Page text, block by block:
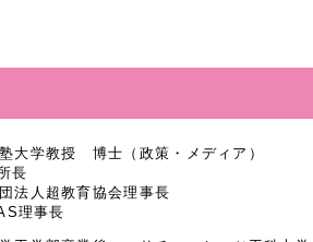
大学教授 博士（政策・メディア）
長
法人超教育協会理事長
理事長